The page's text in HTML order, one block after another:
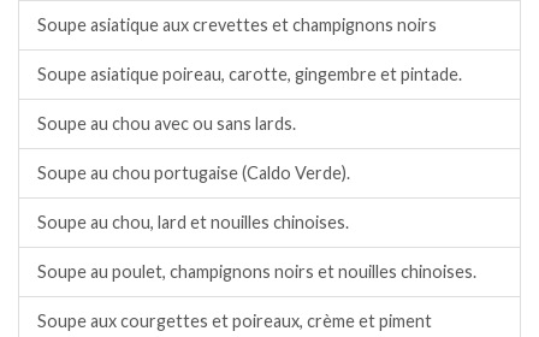
Soupe asiatique aux crevettes et champignons noirs
Soupe asiatique poireau, carotte, gingembre et pintade.
Soupe au chou avec ou sans lards.
Soupe au chou portugaise (Caldo Verde).
Soupe au chou, lard et nouilles chinoises.
Soupe au poulet, champignons noirs et nouilles chinoises.
Soupe aux courgettes et poireaux, crème et piment